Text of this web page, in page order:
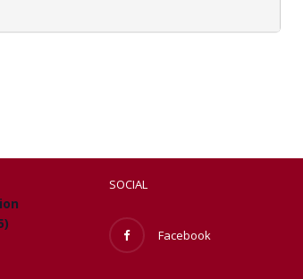
SOCIAL
Facebook